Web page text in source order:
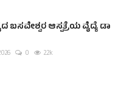
ಬಸವೇಶ್ವರ ಆಸ್ಪತ್ರೆಯ ವೈದ್ಯೆ ಡಾ
0 2.2k